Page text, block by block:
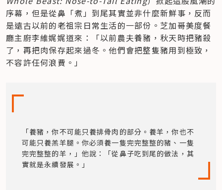
序幕，但是從鼻「煮」到尾其實並非什麼新鮮事，反而
是遠古以前的老祖宗日常生活的一部份。芝加哥美度餐
廳主廚李維娓娓道來：「以前農夫養豬，秋天時把豬殺
了，再把肉保存起來過冬。他們會把整隻豬用到極致，
不容許任何浪費。」
「養豬，你不可能只養排骨肉的部分。養羊，你也不
可能只養羔羊腿。你必須養一隻完完整整的豬、一隻
完完整整的羊，」他說：「從鼻子吃到尾的做法，其
實就是永續發展。」